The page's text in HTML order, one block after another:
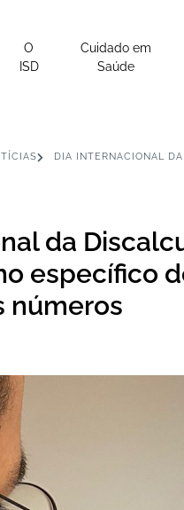
O
ISD
Cuidado em
Saúde
DIA INTERNACIONAL
da
específico
números